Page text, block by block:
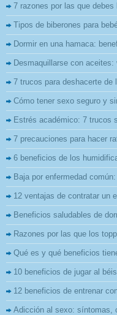
7 razones por las que debes
Tipos de biberones para
Dormir en una hamaca:
Desmaquillarse con
7 trucos para deshacerte de
Cómo tener sexo seguro y
Estrés académico: 7 trucos
7 precauciones para hacer
6 beneficios de los
Baja por enfermedad
12 ventajas de contratar un
Beneficios saludables de
Razones por las que los
Qué es y qué beneficios
10 beneficios de jugar al
12 beneficios de entrenar
Adicción al sexo: síntomas,